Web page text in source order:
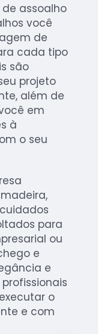
assoalho
você
de
cada tipo
são
projeto
além de
em
à
o seu
para
ou
e
e
profissionais
o
e com